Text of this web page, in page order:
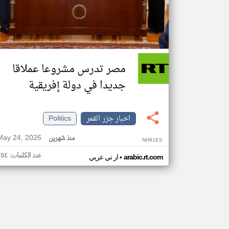
مصر تدرس مشروعا عملاقا
جديدا في دولة إفريقية
اخبار جزر القمر
Politics
24, 2026
منذ شهرين NH91ES
ار تي عربي• arabic.rt.com عدد الكلمات: ٢٥٤